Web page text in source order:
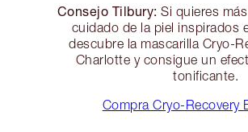
Consejo Tilbury: Si quieres
cuidado de la piel inspirados
descubre la mascarilla Cryo-
Charlotte y consigue un
tonificante.
Compra Cryo-Recovery